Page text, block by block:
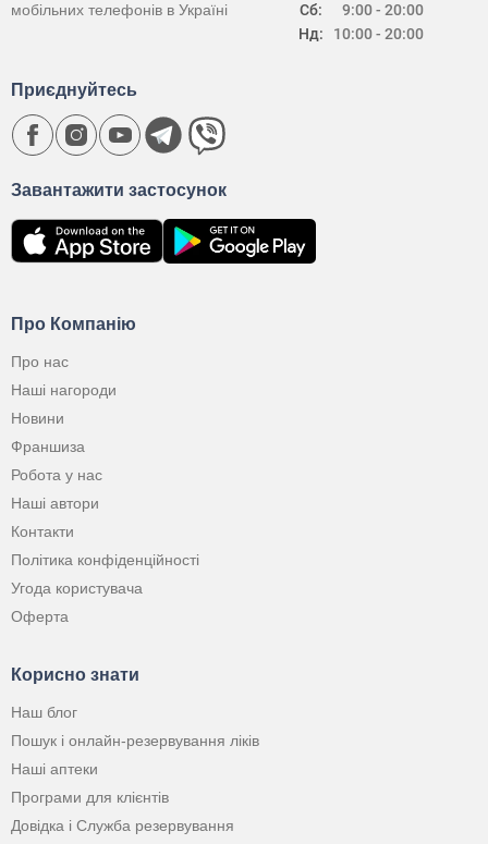
Сб:
Нд:
9:00 - 20:00
10:00 - 20:00
мобільних телефонів в Україні
Про Компанію
Про нас
Наші нагороди
Новини
Франшиза
Робота у нас
Наші автори
Контакти
Політика конфіденційності
Угода користувача
Оферта
Корисно знати
Наш блог
Пошук і онлайн-резервування ліків
Наші аптеки
Програми для клієнтів
Довідка і Служба резервування
Завантажити застосунок
Приєднуйтесь